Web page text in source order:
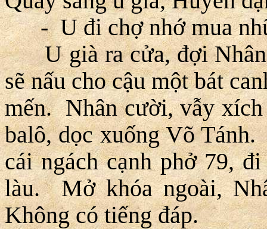
- U đi chợ nhớ mua
U già ra cửa, đợi Nhân,
sẽ nấu cho cậu một bát
mến. Nhân cười, vẫy
balô, dọc xuống Võ
cái ngách cạnh phở 79,
làu. Mở khóa ngoài,
Không có tiếng đáp.